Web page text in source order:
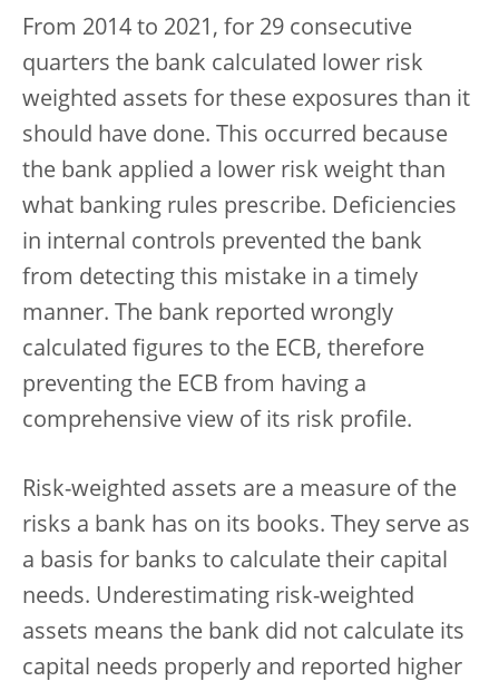
From 2014 to 2021, for 29 consecutive
quarters the bank calculated lower risk
weighted assets for these exposures than it
should have done. This occurred because
the bank applied a lower risk weight than
what banking rules prescribe. Deficiencies
in internal controls prevented the bank
from detecting this mistake in a timely
manner. The bank reported wrongly
calculated figures to the ECB, therefore
preventing the ECB from having a
comprehensive view of its risk profile.
Risk-weighted assets are a measure of the
risks a bank has on its books. They serve as
a basis for banks to calculate their capital
needs. Underestimating risk-weighted
assets means the bank did not calculate its
capital needs properly and reported higher